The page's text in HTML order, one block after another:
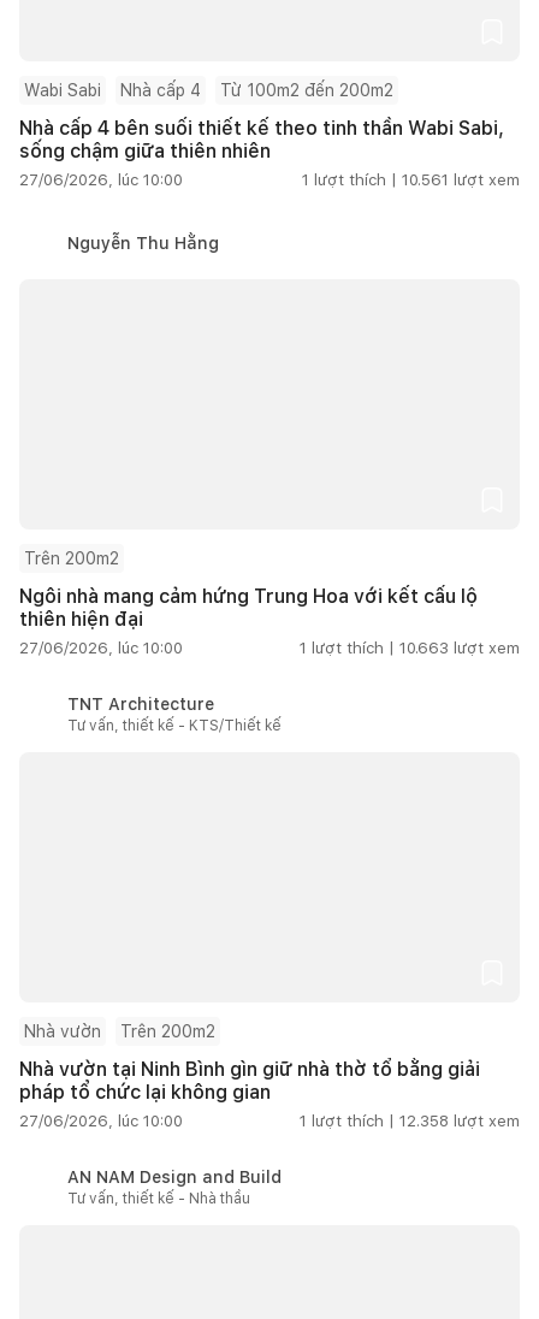
Wabi Sabi Nhà cấp 4 Từ 100m2 đến 200m2
Nhà cấp 4 bên suối thiết kế theo tinh thần Wabi Sabi,
sống chậm giữa thiên nhiên
27/06/2026, lúc 10:00 1 lượt thích | 10.561 lượt xem
Nguyễn Thu Hằng
Trên 200m2
Ngôi nhà mang cảm hứng Trung Hoa với kết cấu lộ
thiên hiện đại
27/06/2026, lúc 10:00 1 lượt thích | 10.663 lượt xem
TNT Architecture
Tư vấn, thiết kế - KTS/Thiết kế
Nhà vườn Trên 200m2
Nhà vườn tại Ninh Bình gìn giữ nhà thờ tổ bằng giải
pháp tổ chức lại không gian
27/06/2026, lúc 10:00 1 lượt thích | 12.358 lượt xem
AN NAM Design and Build
Tư vấn, thiết kế - Nhà thầu